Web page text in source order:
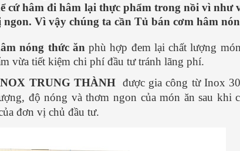
cứ hâm đi hâm lại thực phẩm trong nồi vì như
Vì vậy chúng ta cần Tủ bán cơm hâm
nóng thức ăn phù hợp đem lại chất lượng
vừa tiết kiệm chi phí đầu tư tránh lãng phí.
TRUNG THÀNHđược gia công từ Inox
độ nóng và thơm ngon của món ăn sau khi
đơn vị chủ đầu tư.